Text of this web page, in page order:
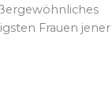
Frauen jener